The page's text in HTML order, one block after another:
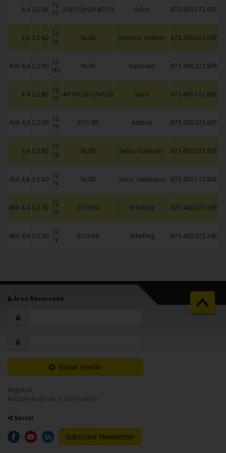
4,4 3,2 65 72
TT
2/9/110+2/14/110 Selco 873.380.172.65P
4,8 3,5 60 72
TF
NL06 Holzma, Anthon 873.380.072.60P
400 4,4 3,2 80 72
TFv
NL08 Gabbiani 873.400.272.80P
4,4 3,2 80 72
TF
4/19/120+2/9/130 Selco 873.400.172.80P
430 4,4 3,2 60 72
TF
2/11/85 Anthon 873.430.072.60P
4,4 3,2 80 72
TF
NL08 Selco, Gabbiani 873.430.072.80P
450 4,8 3,5 80 72
TF
NL08 Selco, Gabbianiv 873.450.172.80P
460 4,4 3,2 30 72
TF
2/13/94 Schelling 873.460.072.30P
480 4,4 3,2 30 72
TF
2/13/94 Schelling 873.480.072.30P
Área Reservada
Iniciar sesión
Registrar
Recuperación de la Contraseña
Social
Subscribe Newsletter